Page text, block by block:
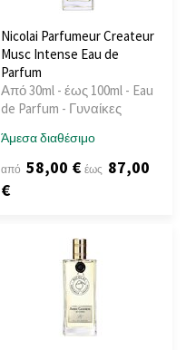
Nicolai Parfumeur Createur
Musc Intense Eau de
Parfum
Από 30ml - έως 100ml - Eau
de Parfum - Γυναίκες
Άμεσα διαθέσιμο
από 58,00 € έως 87,00
€